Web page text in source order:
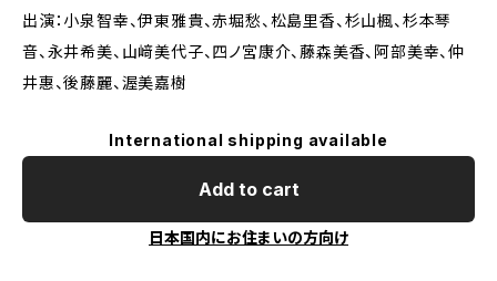
出演：小泉智幸、伊東雅貴、赤堀愁、松島里香、杉山楓、杉本琴
音、永井希美、山﨑美代子、四ノ宮康介、藤森美香、阿部美幸、仲
井惠、後藤麗、渥美嘉樹
International shipping available
Add to cart
日本国内にお住まいの方向け